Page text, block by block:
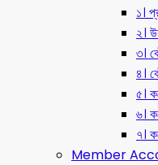
১।
২।
৩।
৪।
৫।
৬।
৭।
Member